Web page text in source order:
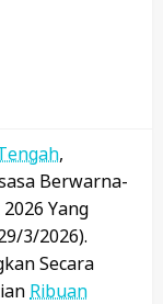
,
Berwarna-
2026 Yang
3/2026).
Secara
Ribuan